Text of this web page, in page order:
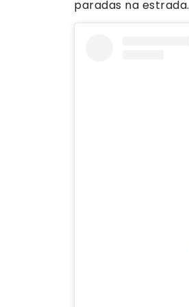
paradas na estrada.